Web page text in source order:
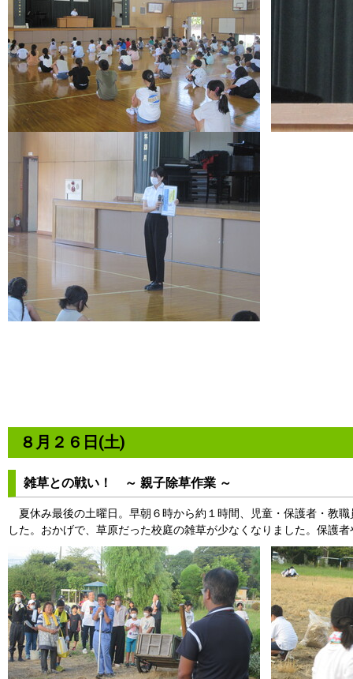
８月２６日(土)
雑草との戦い！ ～ 親子除草作業 ～
夏休み最後の土曜日。早朝６時から約１時間、児童・保護者・教
した。おかげで、草原だった校庭の雑草が少なくなりました。保護